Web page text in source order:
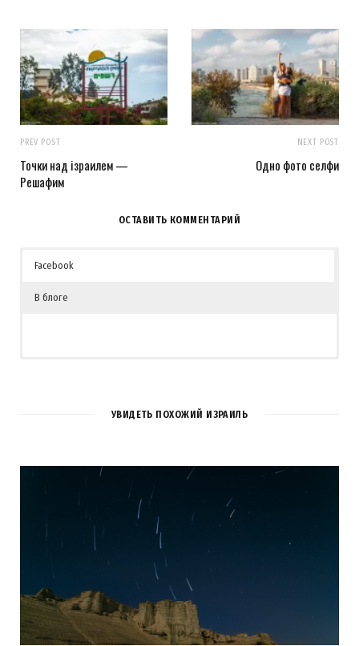
PREV POST
Точки над iзраилем —
Решафим
NEXT POST
Одно фото селфи
ОСТАВИТЬ КОММЕНТАРИЙ
Facebook
В блоге
УВИДЕТЬ ПОХОЖИЙ ИЗРАИЛЬ